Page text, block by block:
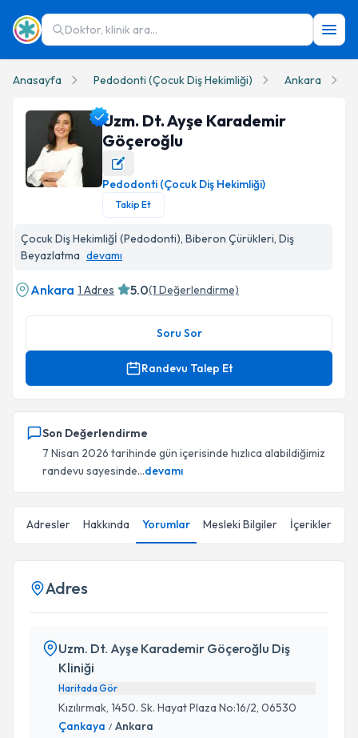
Doktor, klinik ara...
Anasayfa Pedodonti (Çocuk Diş Hekimliği) Ankara
Uzm. Dt. Ayşe Karademir Göçeroğlu Profil Fotoğrafı
Uzm. Dt. Ayşe Karademir
Göçeroğlu
Pedodonti (Çocuk Diş Hekimliği)
Takip Et
Çocuk Diş Hekimliğİ (Pedodonti), Biberon Çürükleri, Diş
Beyazlatma devamı
Ankara 1 Adres 5.0(1 Değerlendirme)
Soru Sor
Randevu Talep Et
Son Değerlendirme
7 Nisan 2026 tarihinde gün içerisinde hızlıca alabildiğimiz
randevu sayesinde...devamı
Adresler Hakkında Yorumlar Mesleki Bilgiler İçerikler
Adres
Uzm. Dt. Ayşe Karademir Göçeroğlu Diş
Kliniği
Haritada Gör
Kızılırmak, 1450. Sk. Hayat Plaza No:16/2, 06530
Çankaya / Ankara